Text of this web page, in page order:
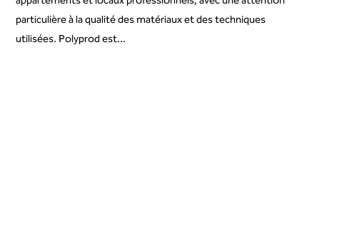
particulière à la qualité des matériaux et des techniques
utilisées. Polyprod est...